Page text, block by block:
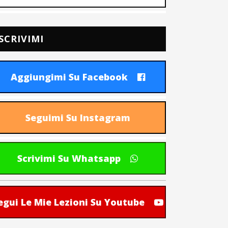
Aggiungimi Su Facebook
Seguimi Su Instagram
Scrivimi Su Whatsapp
Le Mie Lezioni Su Youtube